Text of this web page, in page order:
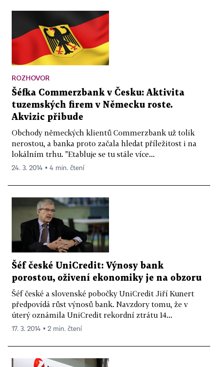
ROZHOVOR
Šéfka Commerzbank v Česku: Aktivita
tuzemských firem v Německu roste.
Akvizic přibude
Obchody německých klientů Commerzbank už tolik
nerostou, a banka proto začala hledat příležitost i na
lokálním trhu. "Etabluje se tu stále více...
24. 3. 2014 ▪ 4 min. čtení
Šéf české UniCredit: Výnosy bank
porostou, oživení ekonomiky je na obzoru
Šéf české a slovenské pobočky UniCredit Jiří Kunert
předpovídá růst výnosů bank. Navzdory tomu, že v
úterý oznámila UniCredit rekordní ztrátu 14...
17. 3. 2014 ▪ 2 min. čtení